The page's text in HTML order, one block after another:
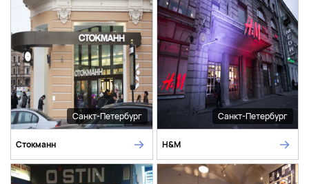
Санкт-Петербург
Стокманн
Санкт-Петербург
H&M